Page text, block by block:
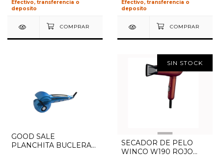
Efectivo, transferencia o
deposito
Efectivo, transferencia o
deposito
GOOD SALE
PLANCHITA BUCLERA
1/2
SIN STOCK
SECADOR DE PELO
WINCO W190 ROJO